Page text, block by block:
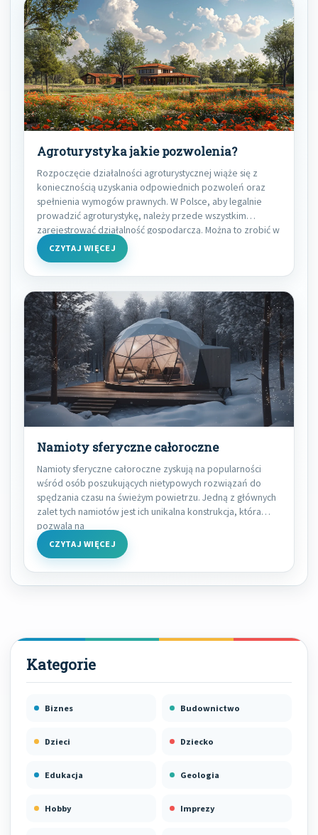
Agroturystyka jakie pozwolenia?
Rozpoczęcie działalności agroturystycznej wiąże się z
koniecznością uzyskania odpowiednich pozwoleń oraz
spełnienia wymogów prawnych. W Polsce, aby legalnie
prowadzić agroturystykę, należy przede wszystkim
zarejestrować działalność gospodarczą. Można to zrobić w
CZYTAJ WIĘCEJ
Namioty sferyczne całoroczne
Namioty sferyczne całoroczne zyskują na popularności
wśród osób poszukujących nietypowych rozwiązań do
spędzania czasu na świeżym powietrzu. Jedną z głównych
zalet tych namiotów jest ich unikalna konstrukcja, która
pozwala na
CZYTAJ WIĘCEJ
Biznes Budownictwo
Dzieci Dziecko
Edukacja Geologia
Hobby Imprezy